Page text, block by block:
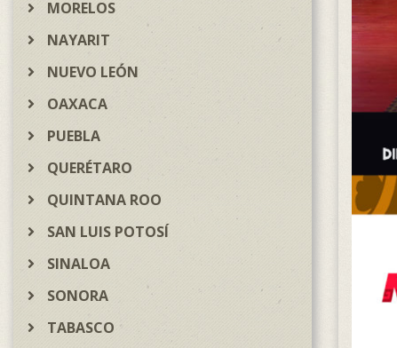
MORELOS
NAYARIT
NUEVO LEÓN
OAXACA
PUEBLA
QUERÉTARO
QUINTANA ROO
SAN LUIS POTOSÍ
SINALOA
SONORA
TABASCO